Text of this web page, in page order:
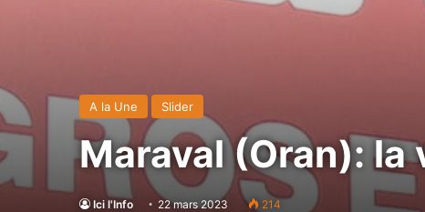
A la Une Slider
Maraval (Oran): la
Ici l'Info 22 mars 2023 214